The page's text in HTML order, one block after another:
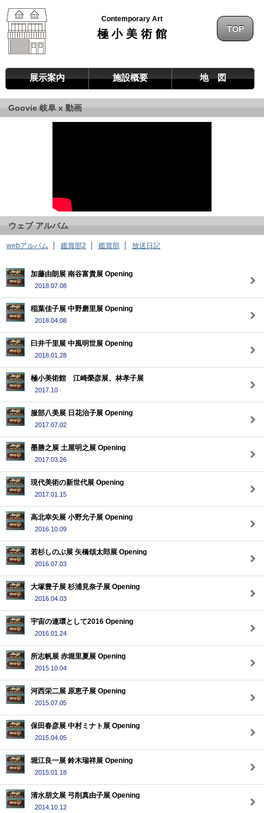
Contemporary Art
極小美術館 TOP
展示案内 施設概要 地 図
Goovie 岐阜 x 動画
ウェブ アルバム
webアルバム 鑑賞部2 鑑賞部 放送日記
加藤由朗展 南谷富貴展 Opening
2018.07.08
稲葉佳子展 中野磨里展 Opening
2018.04.08
臼井千里展 中風明世展 Opening
2018.01.28
極小美術館 江崎榮彦展、林孝子展
2017.10
服部八美展 日花治子展 Opening
2017.07.02
墨勝之展 土屋明之展 Opening
2017.03.26
現代美術の新世代展 Opening
2017.01.15
高北幸矢展 小野允子展 Opening
2016.10.09
若杉しのぶ展 矢橋頌太郎展 Opening
2016.07.03
大塚豊子展 杉浦見奈子展 Opening
2016.04.03
宇宙の連環として2016 Opening
2016.01.24
所志帆展 赤堀里夏展 Opening
2015.10.04
河西栄二展 原恵子展 Opening
2015.07.05
保田春彦展 中村ミナト展 Opening
2015.04.05
堀江良一展 鈴木瑞祥展 Opening
2015.01.18
清水朋文展 弓削真由子展 Opening
2014.10.12